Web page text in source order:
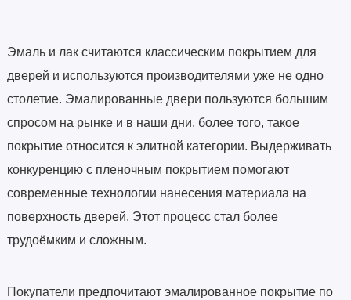
Эмаль и лак считаются классическим покрытием для
дверей и используются производителями уже не одно
столетие. Эмалированные двери пользуются большим
спросом на рынке и в наши дни, более того, такое
покрытие относится к элитной категории. Выдерживать
конкуренцию с пленочным покрытием помогают
современные технологии нанесения материала на
поверхность дверей. Этот процесс стал более
трудоёмким и сложным.
Покупатели предпочитают эмалированное покрытие по